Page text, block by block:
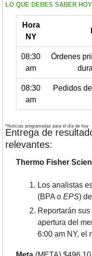
LO QUE DEBES SABER HOY
Hora
NY
08:30
am
Órdenes
08:30
am
Pedidos
*Noticias programadas para el día de hoy
Entrega de
relevantes:
Thermo Fisher
Los analistas
(BPA o EPS)
Reportarán
apertura del
6:00 am NY, el